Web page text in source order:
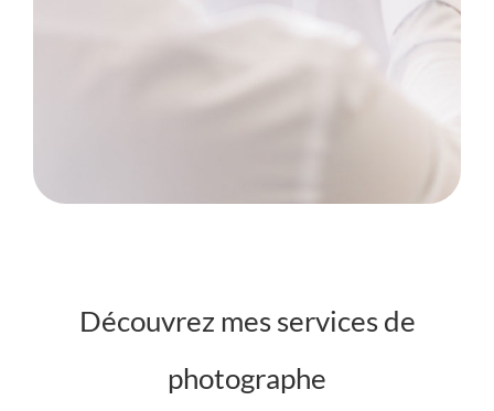
Découvrez mes services de
photographe